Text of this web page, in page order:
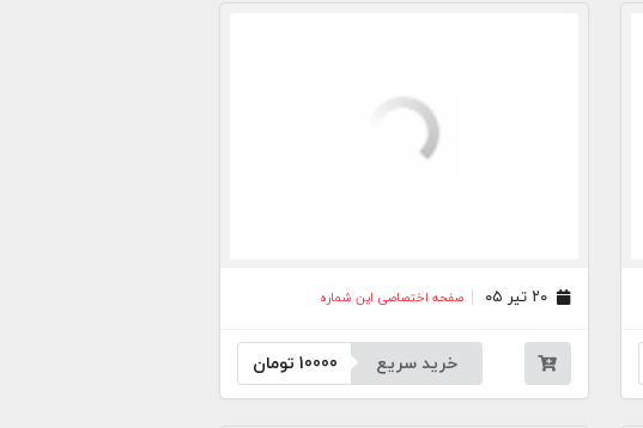
صفحه اختصاصی این شماره
خرید سریع 10000 تومان